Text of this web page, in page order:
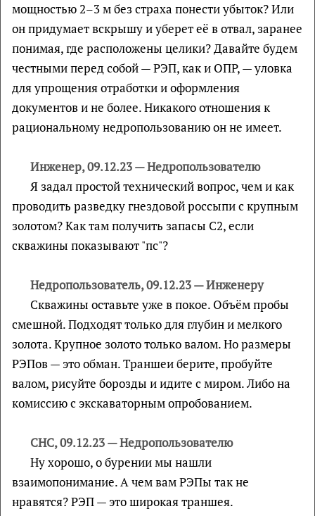
мощностью 2–3 м без страха понести убыток? Или
он придумает вскрышу и уберет её в отвал, заранее
понимая, где расположены целики? Давайте будем
честными перед собой — РЭП, как и ОПР, — уловка
для упрощения отработки и оформления
документов и не более. Никакого отношения к
рациональному недропользованию он не имеет.
Инженер, 09.12.23 — Недропользователю
Я задал простой технический вопрос, чем и как
проводить разведку гнездовой россыпи с крупным
золотом? Как там получить запасы С2, если
скважины показывают "пс"?
Недропользователь, 09.12.23 — Инженеру
Скважины оставьте уже в покое. Объём пробы
смешной. Подходят только для глубин и мелкого
золота. Крупное золото только валом. Но размеры
РЭПов — это обман. Траншеи берите, пробуйте
валом, рисуйте борозды и идите с миром. Либо на
комиссию с экскаваторным опробованием.
СНС, 09.12.23 — Недропользователю
Ну хорошо, о бурении мы нашли
взаимопонимание. А чем вам РЭПы так не
нравятся? РЭП — это широкая траншея.